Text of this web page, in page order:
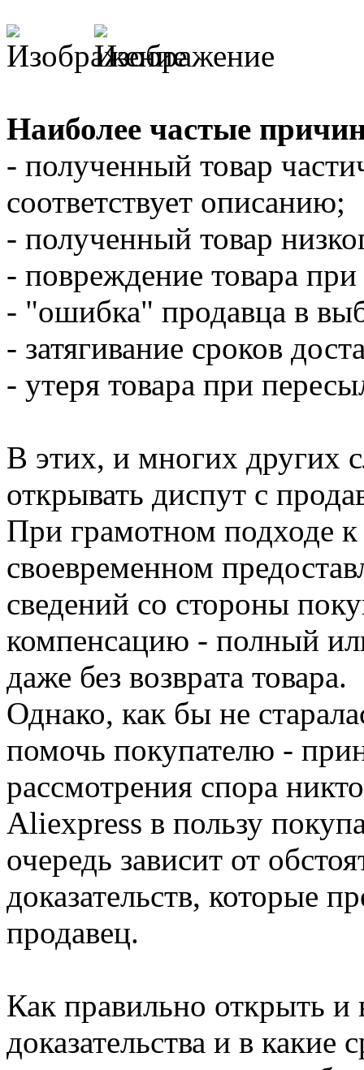
Наиболее частые
- полученный товар
соответствует описанию;
- полученный товар
- повреждение товара
- "ошибка" продавца в
- затягивание сроков
- утеря товара при
В этих, и многих других
открывать диспут с
При грамотном подходе
своевременном
сведений со стороны
компенсацию - полный
даже без возврата товара.
Однако, как бы не
помочь покупателю -
рассмотрения спора
Aliexpress в пользу
очередь зависит от
доказательств, которые
продавец.
Как правильно открыть и
доказательства и в какие